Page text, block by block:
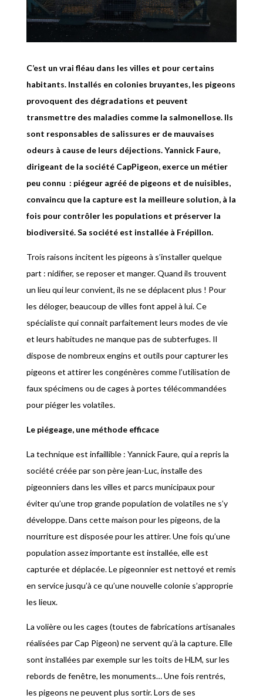
C’est un vrai fléau dans les villes et pour certains
habitants. Installés en colonies bruyantes, les pigeons
provoquent des dégradations et peuvent
transmettre des maladies comme la salmonellose. Ils
sont responsables de salissures er de mauvaises
odeurs à cause de leurs déjections. Yannick Faure,
dirigeant de la société CapPigeon, exerce un métier
peu connu : piégeur agréé de pigeons et de nuisibles,
convaincu que la capture est la meilleure solution, à la
fois pour contrôler les populations et préserver la
biodiversité. Sa société est installée à Frépillon.
Trois raisons incitent les pigeons à s’installer quelque
part : nidifier, se reposer et manger. Quand ils trouvent
un lieu qui leur convient, ils ne se déplacent plus ! Pour
les déloger, beaucoup de villes font appel à lui. Ce
spécialiste qui connait parfaitement leurs modes de vie
et leurs habitudes ne manque pas de subterfuges. Il
dispose de nombreux engins et outils pour capturer les
pigeons et attirer les congénères comme l’utilisation de
faux spécimens ou de cages à portes télécommandées
pour piéger les volatiles.
Le piégeage, une méthode efficace
La technique est infaillible : Yannick Faure, qui a repris la
société créée par son père jean-Luc, installe des
pigeonniers dans les villes et parcs municipaux pour
éviter qu’une trop grande population de volatiles ne s’y
développe. Dans cette maison pour les pigeons, de la
nourriture est disposée pour les attirer. Une fois qu’une
population assez importante est installée, elle est
capturée et déplacée. Le pigeonnier est nettoyé et remis
en service jusqu’à ce qu’une nouvelle colonie s’approprie
les lieux.
La volière ou les cages (toutes de fabrications artisanales
réalisées par Cap Pigeon) ne servent qu’à la capture. Elle
sont installées par exemple sur les toits de HLM, sur les
rebords de fenêtre, les monuments… Une fois rentrés,
les pigeons ne peuvent plus sortir. Lors de ses